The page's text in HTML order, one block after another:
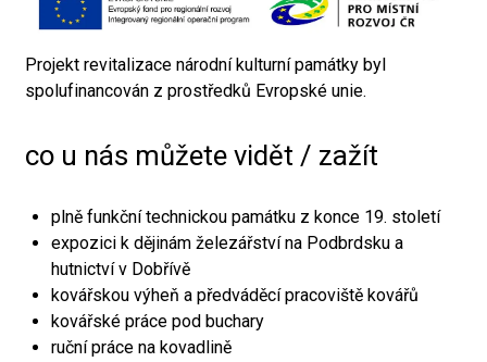
Projekt revitalizace národní kulturní památky byl
spolufinancován z prostředků Evropské unie.
co u nás můžete vidět / zažít
plně funkční technickou památku z konce 19. století
expozici k dějinám železářství na Podbrdsku a
hutnictví v Dobřívě
kovářskou výheň a předváděcí pracoviště kovářů
kovářské práce pod buchary
ruční práce na kovadlině